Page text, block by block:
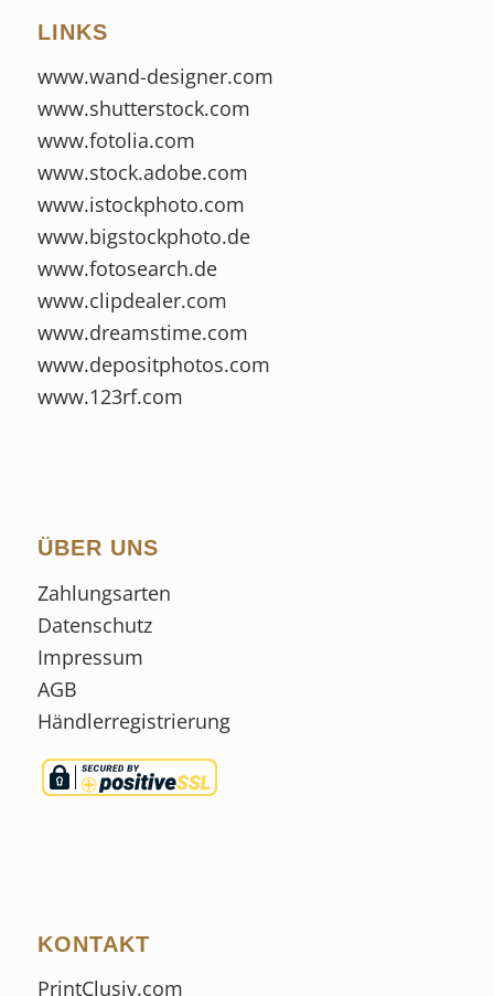
LINKS
www.wand-designer.com
www.shutterstock.com
www.fotolia.com
www.stock.adobe.com
www.istockphoto.com
www.bigstockphoto.de
www.fotosearch.de
www.clipdealer.com
www.dreamstime.com
www.depositphotos.com
www.123rf.com
ÜBER UNS
Zahlungsarten
Datenschutz
Impressum
AGB
Händlerregistrierung
KONTAKT
PrintClusiv.com